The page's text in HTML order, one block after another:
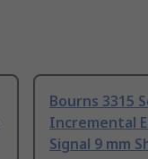
Bourns 3315
Incremental
Signal 9 mm